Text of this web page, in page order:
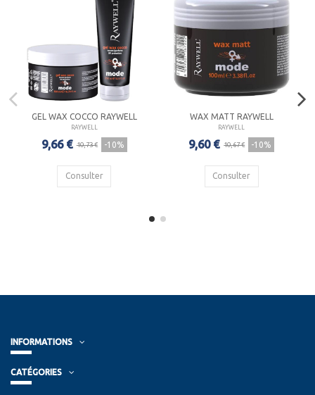
GEL WAX COCCO RAYWELL
RAYWELL
9,66 € 10,73 € -10%
Consulter
WAX MATT RAYWELL
RAYWELL
9,60 € 10,67 € -10%
Consulter
INFORMATIONS
CATÉGORIES